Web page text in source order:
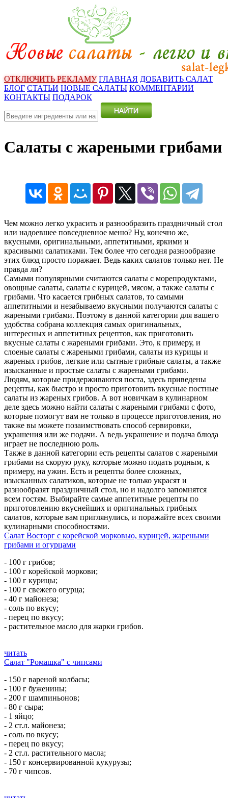
ОТКЛЮЧИТЬ РЕКЛАМУ ГЛАВНАЯ ДОБАВИТЬ САЛАТ
БЛОГ СТАТЬИ НОВЫЕ САЛАТЫ КОММЕНТАРИИ
КОНТАКТЫ ПОДАРОК
Салаты с жареными грибами
Чем можно легко украсить и разнообразить праздничный стол
или надоевшее повседневное меню? Ну, конечно же,
вкусными, оригинальными, аппетитными, яркими и
красивыми салатиками. Тем более что сегодня разнообразие
этих блюд просто поражает. Ведь каких салатов только нет. Не
правда ли?
Самыми популярными считаются салаты с морепродуктами,
овощные салаты, салаты с курицей, мясом, а также салаты с
грибами. Что касается грибных салатов, то самыми
аппетитными и незабываемо вкусными получаются салаты с
жареными грибами. Поэтому в данной категории для вашего
удобства собрана коллекция самых оригинальных,
интересных и аппетитных рецептов, как приготовить
вкусные салаты с жареными грибами. Это, к примеру, и
слоеные салаты с жареными грибами, салаты из курицы и
жареных грибов, легкие или сытные грибные салаты, а также
изысканные и простые салаты с жареными грибами.
Людям, которые придерживаются поста, здесь приведены
рецепты, как быстро и просто приготовить вкусные постные
салаты из жареных грибов. А вот новичкам в кулинарном
деле здесь можно найти салаты с жареными грибами с фото,
которые помогут вам не только в процессе приготовления, но
также вы можете позаимствовать способ сервировки,
украшения или же подачи. А ведь украшение и подача блюда
играет не последнюю роль.
Также в данной категории есть рецепты салатов с жареными
грибами на скорую руку, которые можно подать родным, к
примеру, на ужин. Есть и рецепты более сложных,
изысканных салатиков, которые не только украсят и
разнообразят праздничный стол, но и надолго запомнятся
всем гостям. Выбирайте самые аппетитные рецепты по
приготовлению вкуснейших и оригинальных грибных
салатов, которые вам приглянулись, и поражайте всех своими
кулинарными способностями.
Салат Восторг с корейской морковью, курицей, жареными
грибами и огурцами
- 100 г грибов;
- 100 г корейской моркови;
- 100 г курицы;
- 100 г свежего огурца;
- 40 г майонеза;
- соль по вкусу;
- перец по вкусу;
- растительное масло для жарки грибов.
читать
Салат "Ромашка" с чипсами
- 150 г вареной колбасы;
- 100 г буженины;
- 200 г шампиньонов;
- 80 г сыра;
- 1 яйцо;
- 2 ст.л. майонеза;
- соль по вкусу;
- перец по вкусу;
- 2 ст.л. растительного масла;
- 150 г консервированной кукурузы;
- 70 г чипсов.